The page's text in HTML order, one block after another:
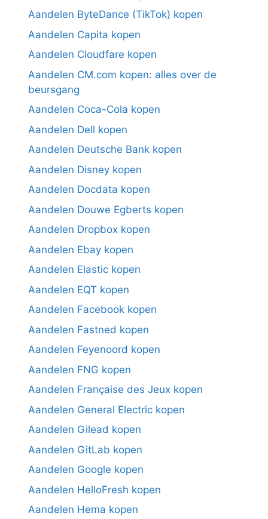
Aandelen ByteDance (TikTok) kopen
Aandelen Capita kopen
Aandelen Cloudfare kopen
Aandelen CM.com kopen: alles over de
beursgang
Aandelen Coca-Cola kopen
Aandelen Dell kopen
Aandelen Deutsche Bank kopen
Aandelen Disney kopen
Aandelen Docdata kopen
Aandelen Douwe Egberts kopen
Aandelen Dropbox kopen
Aandelen Ebay kopen
Aandelen Elastic kopen
Aandelen EQT kopen
Aandelen Facebook kopen
Aandelen Fastned kopen
Aandelen Feyenoord kopen
Aandelen FNG kopen
Aandelen Française des Jeux kopen
Aandelen General Electric kopen
Aandelen Gilead kopen
Aandelen GitLab kopen
Aandelen Google kopen
Aandelen HelloFresh kopen
Aandelen Hema kopen